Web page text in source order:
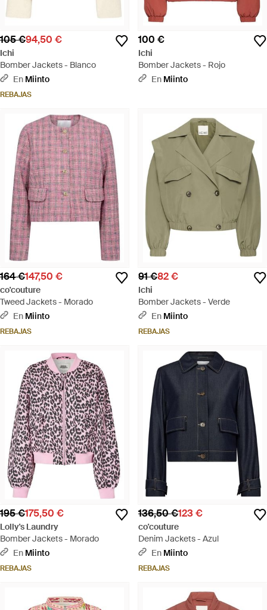
105 €94,50 €
Ichi
Bomber Jackets - Blanco
En Miinto
REBAJAS
100 €
Ichi
Bomber Jackets - Rojo
En Miinto
164 €147,50 €
co'couture
Tweed Jackets - Morado
En Miinto
REBAJAS
91 €82 €
Ichi
Bomber Jackets - Verde
En Miinto
REBAJAS
195 €175,50 €
Lolly's Laundry
Bomber Jackets - Morado
En Miinto
REBAJAS
136,50 €123 €
co'couture
Denim Jackets - Azul
En Miinto
REBAJAS